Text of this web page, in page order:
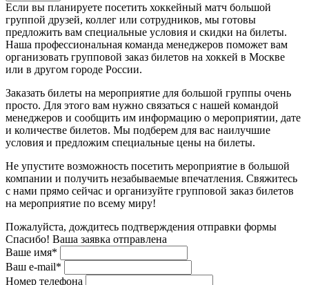
Если вы планируете посетить хоккейный матч большой
группой друзей, коллег или сотрудников, мы готовы
предложить вам специальные условия и скидки на билеты.
Наша профессиональная команда менеджеров поможет вам
организовать групповой заказ билетов на хоккей в Москве
или в другом городе России.
Заказать билеты на мероприятие для большой группы очень
просто. Для этого вам нужно связаться с нашей командой
менеджеров и сообщить им информацию о мероприятии, дате
и количестве билетов. Мы подберем для вас наилучшие
условия и предложим специальные цены на билеты.
Не упустите возможность посетить мероприятие в большой
компании и получить незабываемые впечатления. Свяжитесь
с нами прямо сейчас и организуйте групповой заказ билетов
на мероприятие по всему миру!
Пожалуйста, дождитесь подтверждения отправки формы
Спасибо! Ваша заявка отправлена
Ваше имя*
Ваш e-mail*
Номер телефона